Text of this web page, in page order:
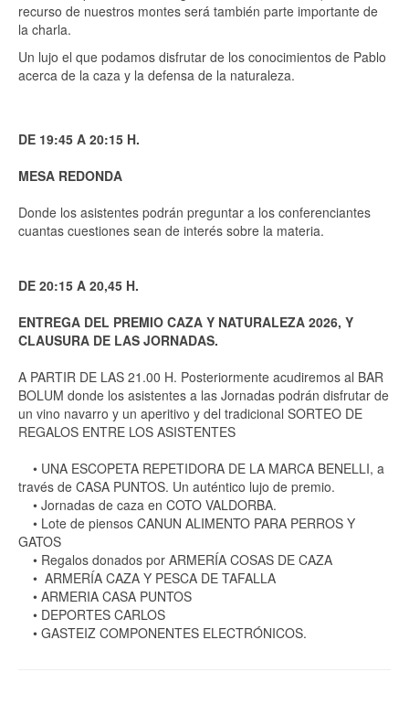
recurso de nuestros montes será también parte importante de
la charla.
Un lujo el que podamos disfrutar de los conocimientos de Pablo
acerca de la caza y la defensa de la naturaleza.
DE 19:45 A 20:15 H.
MESA REDONDA
Donde los asistentes podrán preguntar a los conferenciantes
cuantas cuestiones sean de interés sobre la materia.
DE 20:15 A 20,45 H.
ENTREGA DEL PREMIO CAZA Y NATURALEZA 2026, Y
CLAUSURA DE LAS JORNADAS.
A PARTIR DE LAS 21.00 H. Posteriormente acudiremos al BAR
BOLUM donde los asistentes a las Jornadas podrán disfrutar de
un vino navarro y un aperitivo y del tradicional SORTEO DE
REGALOS ENTRE LOS ASISTENTES
• UNA ESCOPETA REPETIDORA DE LA MARCA BENELLI, a
través de CASA PUNTOS. Un auténtico lujo de premio.
• Jornadas de caza en COTO VALDORBA.
• Lote de piensos CANUN ALIMENTO PARA PERROS Y
GATOS
• Regalos donados por ARMERÍA COSAS DE CAZA
• ARMERÍA CAZA Y PESCA DE TAFALLA
• ARMERIA CASA PUNTOS
• DEPORTES CARLOS
• GASTEIZ COMPONENTES ELECTRÓNICOS.